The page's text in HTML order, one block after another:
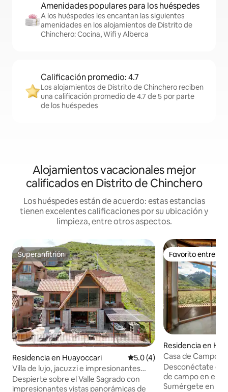
Amenidades populares para los huéspedes
A los huéspedes les encantan las siguientes
amenidades en los alojamientos de Distrito de
Chinchero: Cocina, Wifi y Alberca
Calificación promedio: 4.7
Los alojamientos de Distrito de Chinchero reciben
una calificación promedio de 4.7 de 5 por parte
de los huéspedes
Alojamientos vacacionales mejor
calificados en Distrito de Chinchero
Los huéspedes están de acuerdo: estas estancias
tienen excelentes calificaciones por su ubicación y
limpieza, entre otros aspectos.
Superanfitrión
Superanfitrión
Residencia en Huayoccari Calificación promedio: 5.0
5.0 (4)
Villa de lujo, jacuzzi e impresionantes
vistas al Valle Sagrado
Despierte sobre el Valle Sagrado con
impresionantes vistas panorámicas de
Favorito entre
Favorito entre
Residencia en
Casa de Campo -
Panorámicas
Desconéctate en
de campo en el
Sumérgete en la